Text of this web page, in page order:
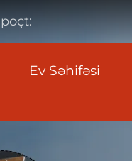
Ev Səhifəsi